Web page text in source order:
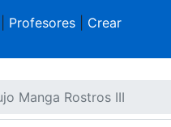
Profesores| Crear
Manga Rostros III